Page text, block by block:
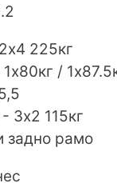
225кг
/
3х2 115кг
задно рамо